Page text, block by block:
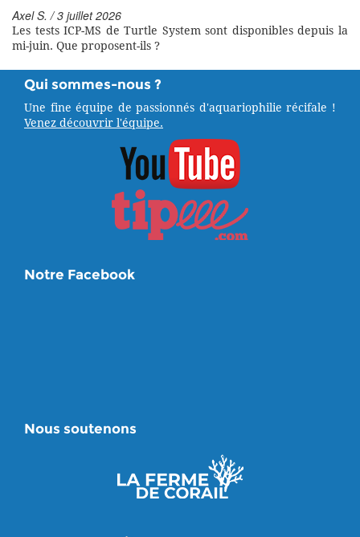
Axel S. / 3 juillet 2026
Les tests ICP-MS de Turtle System sont disponibles depuis la
mi-juin. Que proposent-ils ?
Qui sommes-nous ?
Une fine équipe de passionnés d'aquariophilie récifale !
Venez découvrir l'équipe.
Notre Facebook
Nous soutenons